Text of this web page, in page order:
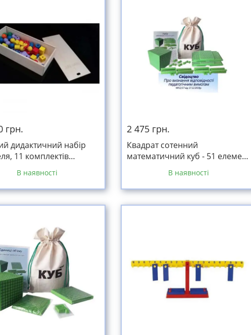
грн.
дидактичний набір
11 комплектів
В наявності
2 475 грн.
Квадрат сотенний
математичний куб - 51 елемент
в мішочку та методичний
В наявності